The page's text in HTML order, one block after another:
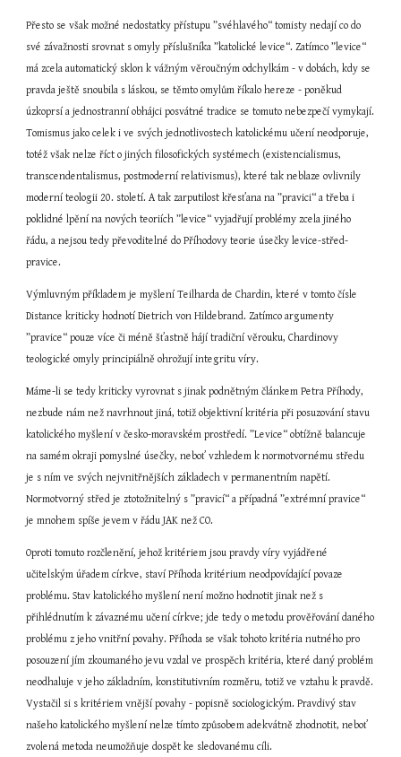
Přesto se však možné nedostatky přístupu ”svéhlavého“ tomisty nedají co do
své závažnosti srovnat s omyly příslušníka ”katolické levice“. Zatímco ”levice“
má zcela automatický sklon k vážným věroučným odchylkám - v dobách, kdy se
pravda ještě snoubila s láskou, se těmto omylům říkalo hereze - poněkud
úzkoprsí a jednostranní obhájci posvátné tradice se tomuto nebezpečí vymykají.
Tomismus jako celek i ve svých jednotlivostech katolickému učení neodporuje,
totéž však nelze říct o jiných filosofických systémech (existencialismus,
transcendentalismus, postmoderní relativismus), které tak neblaze ovlivnily
moderní teologii 20. století. A tak zarputilost křesťana na ”pravici“ a třeba i
poklidné lpění na nových teoriích ”levice“ vyjadřují problémy zcela jiného
řádu, a nejsou tedy převoditelné do Příhodovy teorie úsečky levice-střed-
pravice.
Výmluvným příkladem je myšlení Teilharda de Chardin, které v tomto čísle
Distance kriticky hodnotí Dietrich von Hildebrand. Zatímco argumenty
”pravice“ pouze více či méně šťastně hájí tradiční věrouku, Chardinovy
teologické omyly principiálně ohrožují integritu víry.
Máme-li se tedy kriticky vyrovnat s jinak podnětným článkem Petra Příhody,
nezbude nám než navrhnout jiná, totiž objektivní kritéria při posuzování stavu
katolického myšlení v česko-moravském prostředí. ”Levice“ obtížně balancuje
na samém okraji pomyslné úsečky, neboť vzhledem k normotvornému středu
je s ním ve svých nejvnitřnějších základech v permanentním napětí.
Normotvorný střed je ztotožnitelný s ”pravicí“ a případná ”extrémní pravice“
je mnohem spíše jevem v řádu JAK než CO.
Oproti tomuto rozčlenění, jehož kritériem jsou pravdy víry vyjádřené
učitelským úřadem církve, staví Příhoda kritérium neodpovídající povaze
problému. Stav katolického myšlení není možno hodnotit jinak než s
přihlédnutím k závaznému učení církve; jde tedy o metodu prověřování daného
problému z jeho vnitřní povahy. Příhoda se však tohoto kritéria nutného pro
posouzení jím zkoumaného jevu vzdal ve prospěch kritéria, které daný problém
neodhaluje v jeho základním, konstitutivním rozměru, totiž ve vztahu k pravdě.
Vystačil si s kritériem vnější povahy - popisně sociologickým. Pravdivý stav
našeho katolického myšlení nelze tímto způsobem adekvátně zhodnotit, neboť
zvolená metoda neumožňuje dospět ke sledovanému cíli.